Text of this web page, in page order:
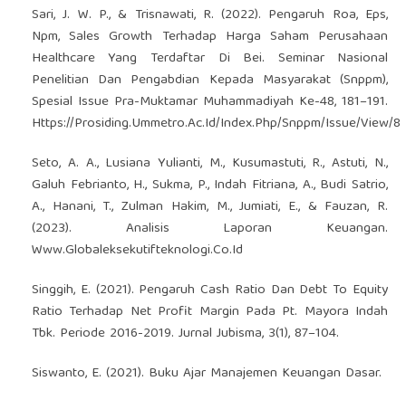
Sari, J. W. P., & Trisnawati, R. (2022). Pengaruh Roa, Eps,
Npm, Sales Growth Terhadap Harga Saham Perusahaan
Healthcare Yang Terdaftar Di Bei. Seminar Nasional
Penelitian Dan Pengabdian Kepada Masyarakat (Snppm),
Spesial Issue Pra-Muktamar Muhammadiyah Ke-48, 181–191.
Https://Prosiding.Ummetro.Ac.Id/Index.Php/Snppm/Issue/View/8
Seto, A. A., Lusiana Yulianti, M., Kusumastuti, R., Astuti, N.,
Galuh Febrianto, H., Sukma, P., Indah Fitriana, A., Budi Satrio,
A., Hanani, T., Zulman Hakim, M., Jumiati, E., & Fauzan, R.
(2023). Analisis Laporan Keuangan.
Www.Globaleksekutifteknologi.Co.Id
Singgih, E. (2021). Pengaruh Cash Ratio Dan Debt To Equity
Ratio Terhadap Net Profit Margin Pada Pt. Mayora Indah
Tbk. Periode 2016-2019. Jurnal Jubisma, 3(1), 87–104.
Siswanto, E. (2021). Buku Ajar Manajemen Keuangan Dasar.